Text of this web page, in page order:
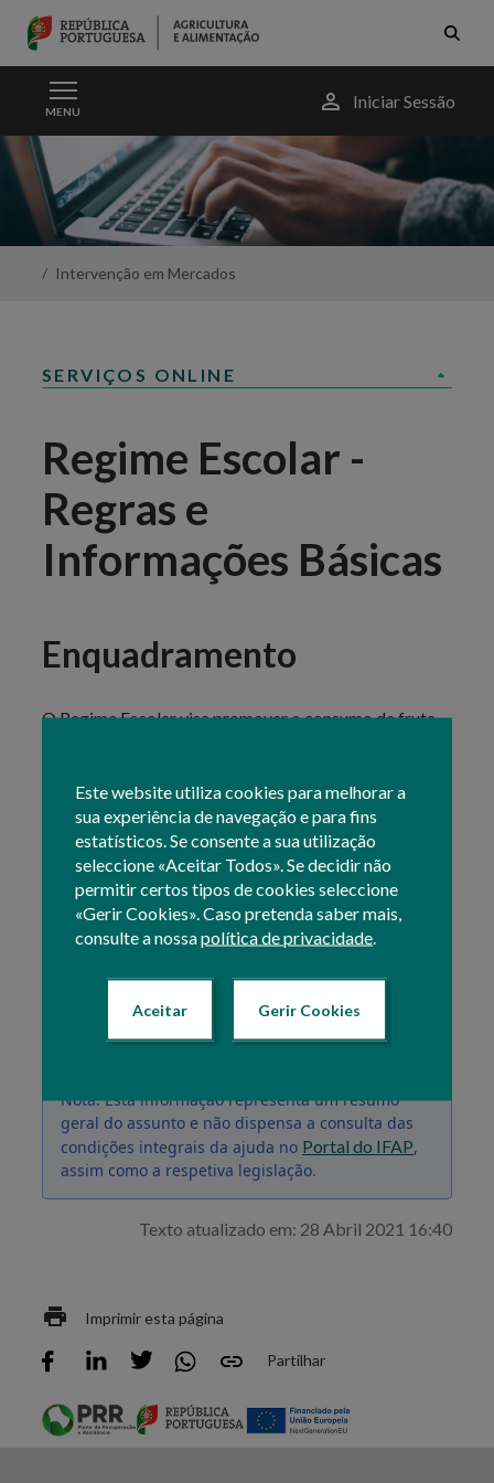
Skip to Main Content
MENU
MenuIniciar Sessão
Regime
Escolar
Portal
Este website utiliza cookies para melhorar a
sua experiência de navegação e para fins
estatísticos. Se consente a sua utilização
seleccione «Aceitar Todos». Se decidir não
permitir certos tipos de cookies seleccione
«Gerir Cookies». Caso pretenda saber mais,
consulte a nossapolítica de privacidade
Aceitar Gerir Cookies
Intervenção em Mercados
SERVIÇOS ONLINE
Regime Escolar -
Regras e
Informações Básicas
Enquadramento
O Regime Escolar visa promover o consumo de fruta,
Os pedidos de pagamento relativos a este regime, são
apresentados pelas entidades requerentes junto do
IFAP, de acordo com as instruções constantes no
Manual do Regime Escolar - Pedido de Pagamento
O pedido de pagamento deverá ser formalizado em
Reservadado Portal do IFAP em “O Meu Processo /
Medidas de Mercado / Pedido de Pagamento
Nota: Esta informação representa um resumo
geral do assunto e não dispensa a consulta das
condições integrais da ajuda no Portal do IFAP,
assim como a respetiva legislação.
Texto atualizado em: 28 Abril 2021 16:40
Imprimir esta página
Partilhar